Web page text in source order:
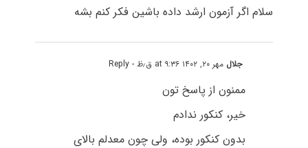
سلام اگر آزمون ارشد داده باشین فکر کنم بشه
جلال مهر ۲۰, ۱۴۰۲ at ۹:۳۶ ق٫ظ - Reply
ممنون از پاسخ تون
خیر، کنکور ندادم
بدون کنکور بوده، ولی چون معدلم بالای